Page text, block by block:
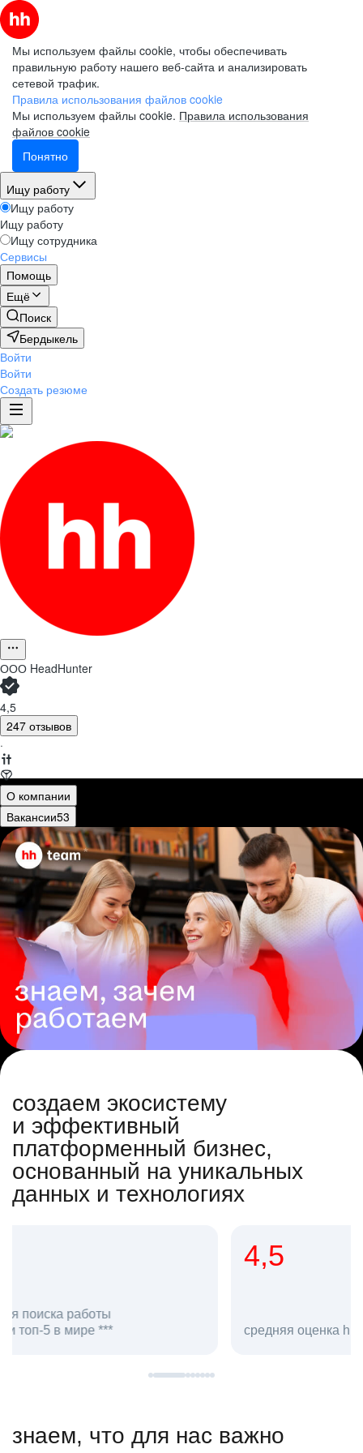
Мы используем файлы cookie, чтобы обеспечивать
правильную работу нашего веб-сайта и анализировать
сетевой трафик.
Правила использования файлов cookie
Мы используем файлы cookie. Правила использования
файлов cookie
Понятно
Ищу работу
Ищу работу
Ищу работу
Ищу сотрудника
Сервисы
Помощь
Ещё
Поиск
Бердыкель
Войти
Войти
Создать резюме
ООО HeadHunter
4,5
247 отзывов
·
О компании
Вакансии53
создаем экосистему
и эффективный
платформенный бизнес,
основанный на уникальных
данных и технологиях
средняя оценка hh.ru как работодателя **
в hh.ru
знаем, что для нас важно